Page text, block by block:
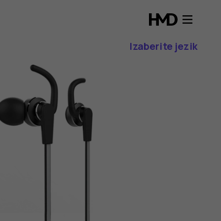
Izaberite jezik